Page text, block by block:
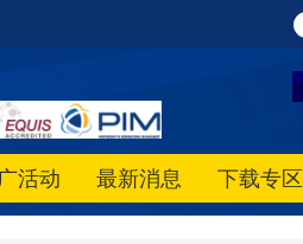
活动 最新消息 下载专区